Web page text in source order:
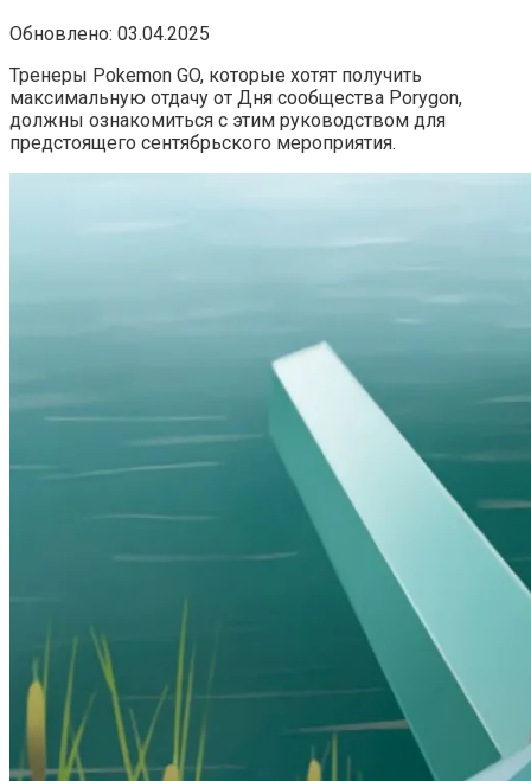
Обновлено: 03.04.2025
Тренеры Pokemon GO, которые хотят получить
максимальную отдачу от Дня сообщества Porygon,
должны ознакомиться с этим руководством для
предстоящего сентябрьского мероприятия.